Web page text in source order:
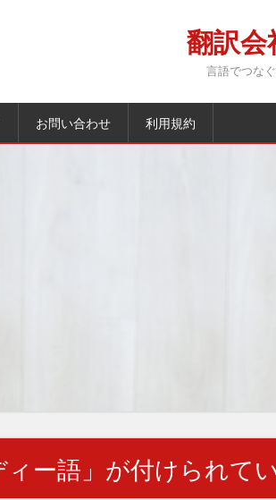
翻訳
言語でつな
お問い合わせ 利用規約
ィー語 」が付けられて